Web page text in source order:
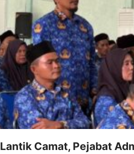
Camat, Pejabat